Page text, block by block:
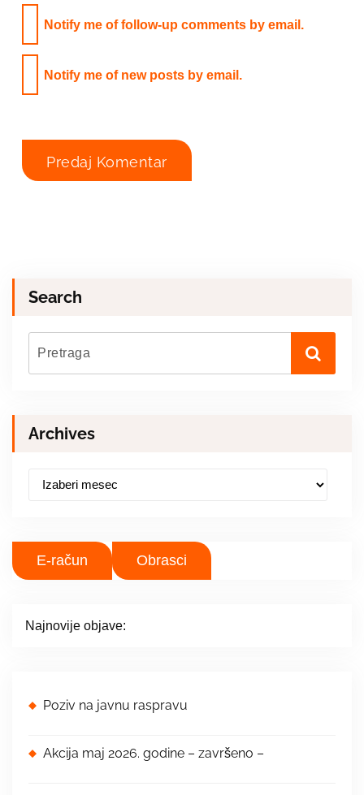
Notify me of follow-up comments by email.
Notify me of new posts by email.
Search
Archives
v
E-račun Obrasci
Najnovije objave:
Poziv na javnu raspravu
Akcija maj 2026. godine – završeno –